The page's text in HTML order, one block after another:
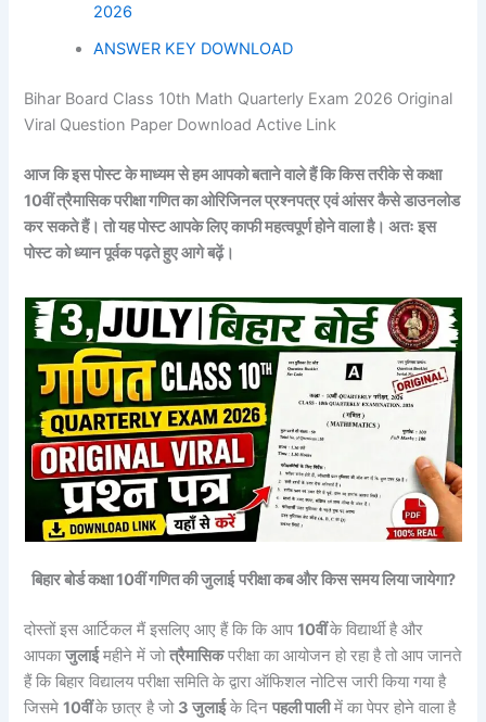
2026
ANSWER KEY DOWNLOAD
Bihar Board Class 10th Math Quarterly Exam 2026 Original
Viral Question Paper Download Active Link
आज कि इस पोस्ट के माध्यम से हम आपको बताने वाले हैं कि किस तरीके से कक्षा
10वीं त्रैमासिक परीक्षा गणित का ओरिजिनल प्रश्नपत्र एवं आंसर कैसे डाउनलोड
कर सकते हैं। तो यह पोस्ट आपके लिए काफी महत्वपूर्ण होने वाला है। अतः इस
पोस्ट को ध्यान पूर्वक पढ़ते हुए आगे बढ़ें।
बिहार बोर्ड कक्षा 10वींगणितकी जुलाई परीक्षा कब और किस समय लिया जायेगा?
दोस्तों इस आर्टिकल मैं इसलिए आए हैं कि कि आप10वींके विद्यार्थी है और
आपकाजुलाईमहीने में जोत्रैमासिकपरीक्षा का आयोजन हो रहा है तो आप जानते
हैं कि बिहार विद्यालय परीक्षा समिति के द्वारा ऑफिशल नोटिस जारी किया गया है
जिसमे10वींके छात्र है जो 3 जुलाईके दिनपहली पालीमें का पेपर होने वाला है